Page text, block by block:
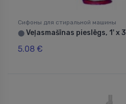
Сифоны для стиральной машины
⬤ Veļasmašīnas pieslēgs, 1' x
5.08 €